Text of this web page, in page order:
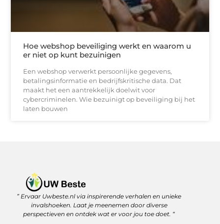
Hoe webshop beveiliging werkt en waarom u
er niet op kunt bezuinigen
Een webshop verwerkt persoonlijke gegevens,
betalingsinformatie en bedrijfskritische data. Dat
maakt het een aantrekkelijk doelwit voor
cybercriminelen. Wie bezuinigt op beveiliging bij het
laten bouwen
” Ervaar Uwbeste.nl via inspirerende verhalen en unieke
invalshoeken. Laat je meenemen door diverse
perspectieven en ontdek wat er voor jou toe doet. “